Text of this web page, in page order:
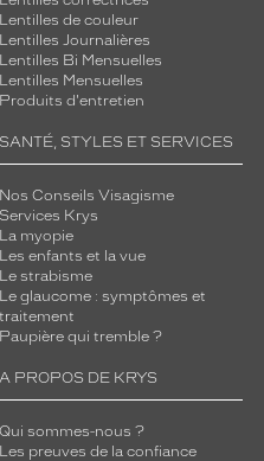
Lentilles de couleur
Lentilles Journalières
Lentilles Bi Mensuelles
Lentilles Mensuelles
Produits d'entretien
SANTÉ, STYLES ET SERVICES
Nos Conseils Visagisme
Services Krys
La myopie
Les enfants et la vue
Le strabisme
Le glaucome : symptômes et
traitement
Paupière qui tremble ?
A PROPOS DE KRYS
Qui sommes-nous ?
Les preuves de la confiance